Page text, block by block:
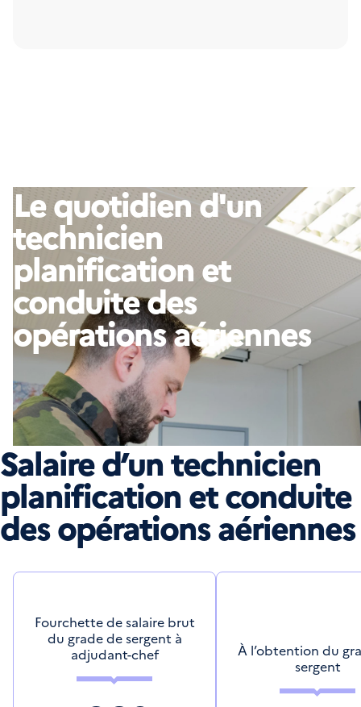
Le quotidien d'un
technicien
planification et
conduite des
opérations aériennes
Salaire d’un technicien
planification et conduite
des opérations aériennes
Fourchette de salaire brut
du grade de sergent à
adjudant-chef
À l’obtention du
sergent